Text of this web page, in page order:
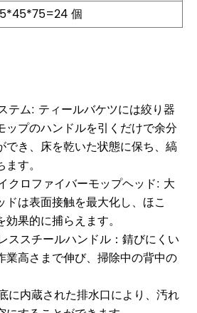
個
テム: ティールバケツには絞り器
ップのハンドルを引くだけで余分
でき、床を乾いた状態に保ち、縞
す。
クロファイバーモップヘッド: 大
ドは表面接触を最大化し、ほこ
果的に捕らえます。
ススチールハンドル：錆びにくい
業高さまで伸び、掃除中の背中の
に内蔵された排水口により、汚れ